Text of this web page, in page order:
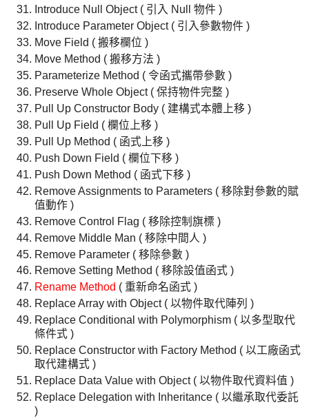
Introduce Null Object ( 引入 Null 物件 )
Introduce Parameter Object ( 引入參數物件 )
Move Field ( 搬移欄位 )
Move Method ( 搬移方法 )
Parameterize Method ( 令函式攜帶參數 )
Preserve Whole Object ( 保持物件完整 )
Pull Up Constructor Body ( 建構式本體上移 )
Pull Up Field ( 欄位上移 )
Pull Up Method ( 函式上移 )
Push Down Field ( 欄位下移 )
Push Down Method ( 函式下移 )
Remove Assignments to Parameters ( 移除對參數的賦
值動作 )
Remove Control Flag ( 移除控制旗標 )
Remove Middle Man ( 移除中間人 )
Remove Parameter ( 移除參數 )
Remove Setting Method ( 移除設值函式 )
Rename Method ( 重新命名函式 )
Replace Array with Object ( 以物件取代陣列 )
Replace Conditional with Polymorphism ( 以多型取代
條件式 )
Replace Constructor with Factory Method ( 以工廠函式
取代建構式 )
Replace Data Value with Object ( 以物件取代資料值 )
Replace Delegation with Inheritance ( 以繼承取代委託
)